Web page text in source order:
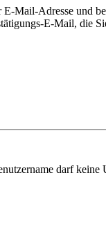
Mail-Adresse und
E-Mail, die